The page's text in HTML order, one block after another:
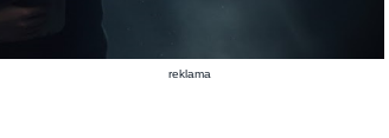
reklama